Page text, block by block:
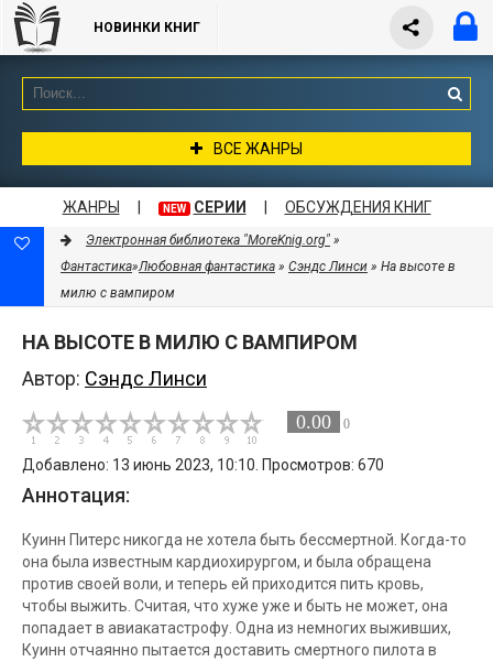
НОВИНКИ КНИГ
ВСЕ ЖАНРЫ
ЖАНРЫ NEW СЕРИИ ОБСУЖДЕНИЯ КНИГ
Электронная библиотека "MoreKnig.org" »
Фантастика»Любовная фантастика » Сэндс Линси » На высоте в
милю с вампиром
НА ВЫСОТЕ В МИЛЮ С ВАМПИРОМ
Автор: Сэндс Линси
0.00 0
Добавлено: 13 июнь 2023, 10:10. Просмотров: 670
Аннотация:
Куинн Питерс никогда не хотела быть бессмертной. Когда-то
она была известным кардиохирургом, и была обращена
против своей воли, и теперь ей приходится пить кровь,
чтобы выжить. Считая, что хуже уже и быть не может, она
попадает в авиакатастрофу. Одна из немногих выживших,
Куинн отчаянно пытается доставить смертного пилота в